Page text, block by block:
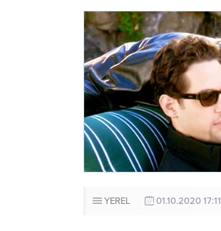
YEREL 01.10.2020 17:11